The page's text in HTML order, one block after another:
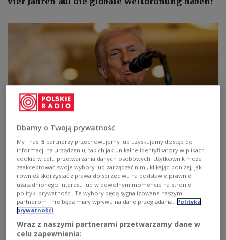
Experten sind sich einig, dass Donald Trump in den nächsten vier Jahren
erneut als unberechenbarer Politiker in die Geschichtsbücher eingehen
PAP/EPA/Greg Nash / POOL
Ein Kommentar von Danuta Isler, der Leiter der
Englischen Redaktion (thenews.pl).
„Donald Trumps Migrationspolitik ist eine
Dbamy o Twoją prywatność
My i nasi5 partnerzy przechowujemy lub uzyskujemy dostęp do
informacji na urządzeniu, takich jak unikalne identyfikatory w plikach
cookie w celu przetwarzania danych osobowych. Użytkownik może
zaakceptować swoje wybory lub zarządzać nimi, klikając poniżej, jak
również skorzystać z prawa do sprzeciwu na podstawie prawnie
uzasadnionego interesu lub w dowolnym momencie na stronie
polityki prywatności. Te wybory będą sygnalizowane naszym
partnerom i nie będą miały wpływu na dane przeglądania. Polityka
prywatności
Wraz z naszymi partnerami przetwarzamy dane w
celu zapewnienia: